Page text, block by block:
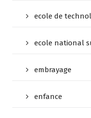
ecole de
ecole national
embrayage
enfance